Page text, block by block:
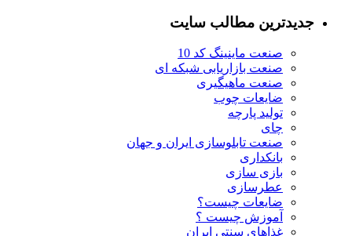
جدیدترین مطالب سایت
صنعت ماینینگ کد 10
صنعت بازاریابی شبکه ای
صنعت ماهیگیری
ضایعات چوب
تولید پارچه
چای
صنعت تابلوسازی ایران و جهان
بانکداری
بازی سازی
عطرسازی
ضایعات چیست؟
آموزش چیست ؟
غذاهای سنتی ایران